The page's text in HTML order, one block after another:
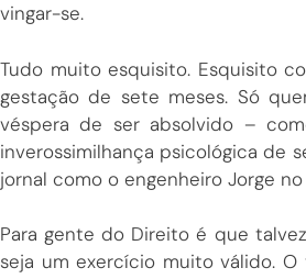
vingar-se.
Tudo muito esquisito. Esquisito
gestação de sete meses. Só
véspera de ser absolvido –
inverossimilhança psicológica de
jornal como o engenheiro Jorge
Para gente do Direito é que
seja um exercício muito válido.